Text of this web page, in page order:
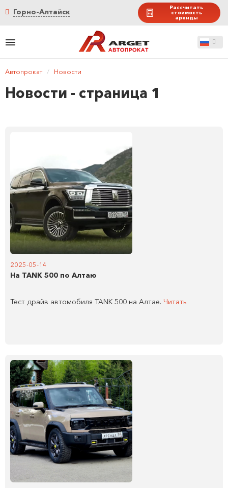
Горно-Алтайск Рассчитать
стоимость
аренды
Автопрокат / Новости
Новости - страница 1
2025-05-14
На TANK 500 по Алтаю
Тест драйв автомобиля TANK 500 на Алтае. Читать